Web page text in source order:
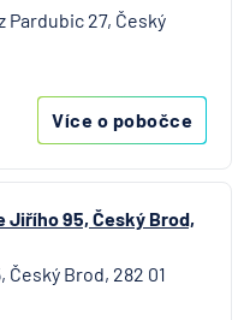
ERGO Versicherung
Pardubic 27, Český
Více o pobočce
Jiřího 95, Český Brod,
Český Brod, 282 01